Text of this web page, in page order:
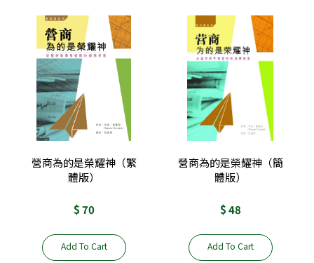
營商為的是榮耀神（繁
體版）
$ 70
Add To Cart
營商為的是榮耀神（簡
體版）
$ 48
Add To Cart